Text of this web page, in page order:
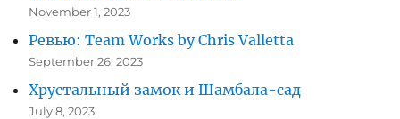
November 1, 2023
Ревью: Team Works by Chris Valletta
September 26, 2023
Хрустальный замок и Шамбала-сад
July 8, 2023